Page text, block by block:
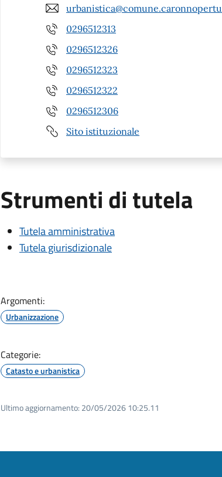
0296512313
0296512326
0296512323
0296512322
0296512306
Sito istituzionale
Strumenti di tutela
Tutela amministrativa
Tutela giurisdizionale
Argomenti:
Urbanizzazione
Categorie:
Catasto e urbanistica
Ultimo aggiornamento: 20/05/2026 10:25.11